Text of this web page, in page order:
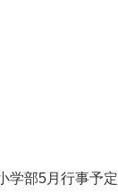
学部5月行事予定